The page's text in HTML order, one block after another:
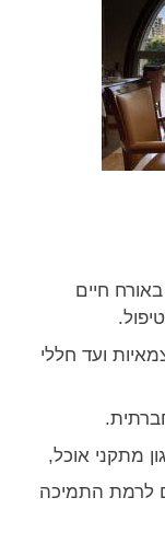
באורח חיים
ועד חללי
מתקני אוכל,
לרמת התמיכה